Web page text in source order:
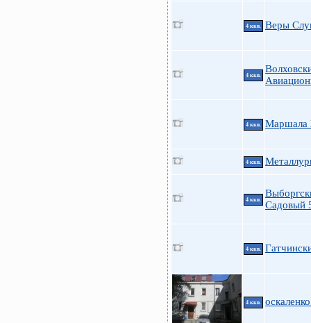
4 ккв. Веры
4 ккв.
4 ккв. Маршала
4 ккв.
4 ккв.
Садовый
4 ккв.
4 ккв.